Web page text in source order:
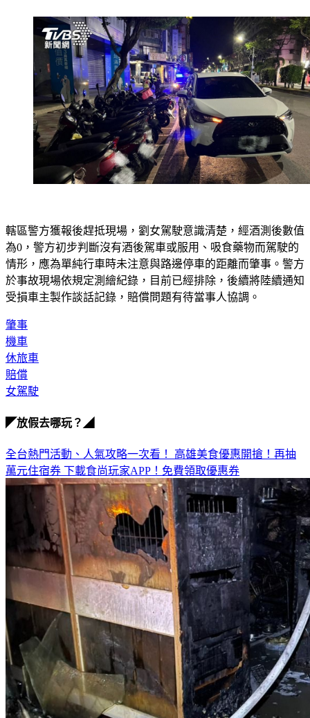
轄區警方獲報後趕抵現場，劉女駕駛意識清楚，經酒測後數值
為0，警方初步判斷沒有酒後駕車或服用、吸食藥物而駕駛的
情形，應為單純行車時未注意與路邊停車的距離而肇事。警方
於事故現場依規定測繪紀錄，目前已經排除，後續將陸續通知
肇事
機車
休旅車
賠償
全台熱門活動、人氣攻略一次看！高雄美食優惠開搶！再抽
萬元住宿券下載食尚玩家APP！免費領取優惠券